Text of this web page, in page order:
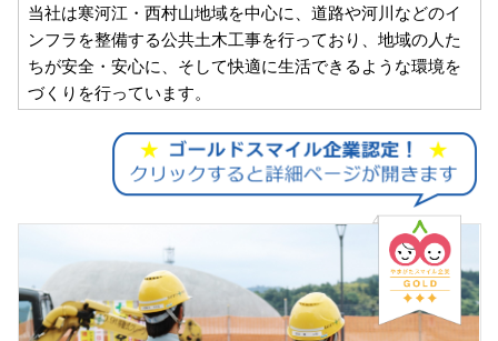
当社は寒河江・西村山地域を中心に、道路や河川などのイ
ンフラを整備する公共土木工事を行っており、地域の人た
ちが安全・安心に、そして快適に生活できるような環境を
づくりを行っています。